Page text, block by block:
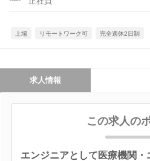
上場 リモートワーク可 完全週休2日制
求人情報
この求人の
エンジニアとして医療機関・